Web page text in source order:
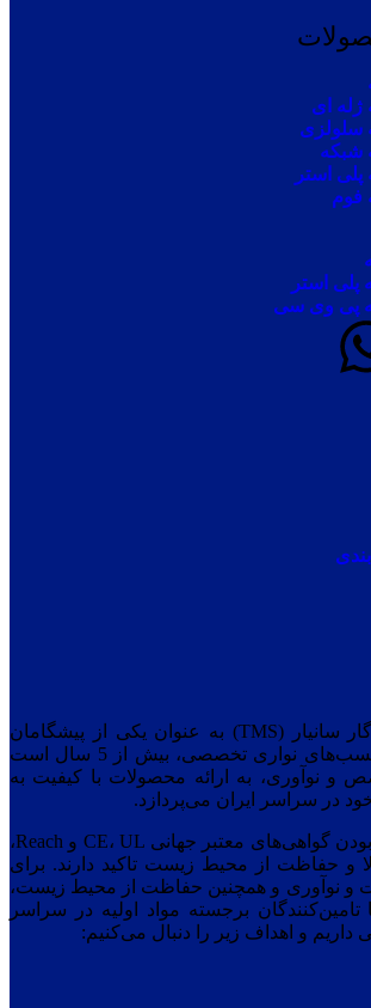
ای
شبکه
استر
فوم
استر
پی وی سی
شرکت توسعه ماندگار سانیار (TMS) به عنوان یکی از پیشگامان
صنعت تولید انواع چسب‌های نواری تخصصی، بیش از 5 سال است
و نوآوری، به ارائه محصولات با کیفیت به
در سراسر ایران می‌پردازد.
محصولات ما با دارا بودن گواهی‌های معتبر جهانی CE، UL و Reach،
و حفاظت از محیط زیست تاکید دارند. برای
و نوآوری و همچنین حفاظت از محیط زیست،
برجسته مواد اولیه در سراسر
داریم و اهداف زیر را دنبال می‌کنیم: